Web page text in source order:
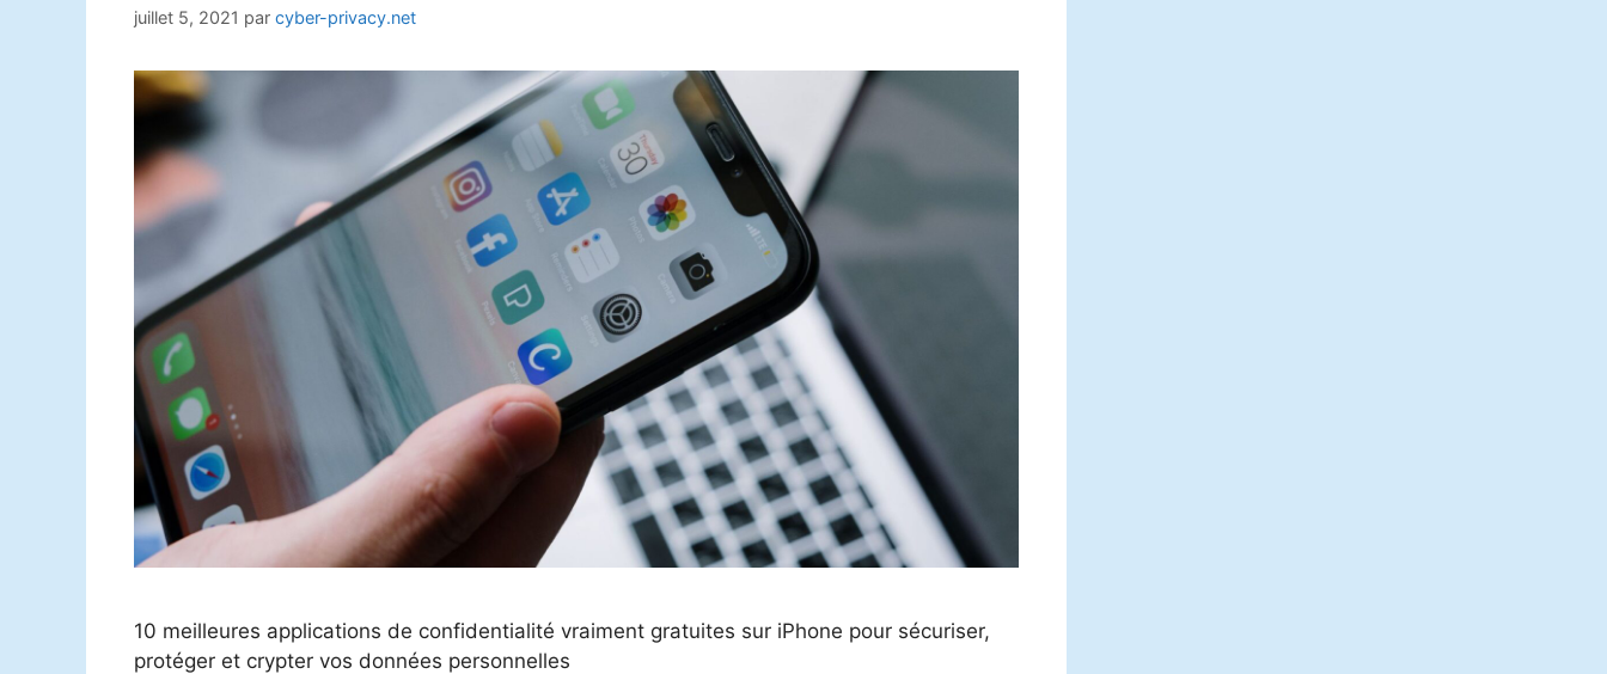
juillet 5, 2021 par cyber-privacy.net
10 meilleures applications de confidentialité vraiment gratuites sur iPhone pour sécuriser,
protéger et crypter vos données personnelles